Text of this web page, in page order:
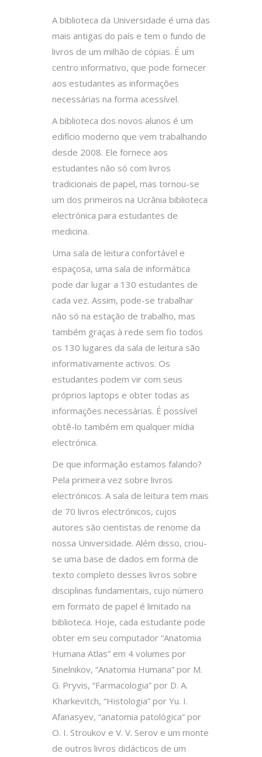
A biblioteca da Universidade é uma das
mais antigas do país e tem o fundo de
livros de um milhão de cópias. É um
centro informativo, que pode fornecer
aos estudantes as informações
necessárias na forma acessível.
A biblioteca dos novos alunos é um
edifício moderno que vem trabalhando
desde 2008. Ele fornece aos
estudantes não só com livros
tradicionais de papel, mas tornou-se
um dos primeiros na Ucrânia biblioteca
electrónica para estudantes de
medicina.
Uma sala de leitura confortável e
espaçosa, uma sala de informática
pode dar lugar a 130 estudantes de
cada vez. Assim, pode-se trabalhar
não só na estação de trabalho, mas
também graças à rede sem fio todos
os 130 lugares da sala de leitura são
informativamente activos. Os
estudantes podem vir com seus
próprios laptops e obter todas as
informações necessárias. É possível
obtê-lo também em qualquer mídia
electrónica.
De que informação estamos falando?
Pela primeira vez sobre livros
electrónicos. A sala de leitura tem mais
de 70 livros electrónicos, cujos
autores são cientistas de renome da
nossa Universidade. Além disso, criou-
se uma base de dados em forma de
texto completo desses livros sobre
disciplinas fundamentais, cujo número
em formato de papel é limitado na
biblioteca. Hoje, cada estudante pode
obter em seu computador “Anatomia
Humana Atlas” em 4 volumes por
Sinelnikov, “Anatomia Humana” por M.
G. Pryvis, “Farmacologia” por D. A.
Kharkevitch, “Histologia” por Yu. I.
Afanasyev, “anatomia patológica” por
O. I. Stroukov e V. V. Serov e um monte
de outros livros didácticos de um